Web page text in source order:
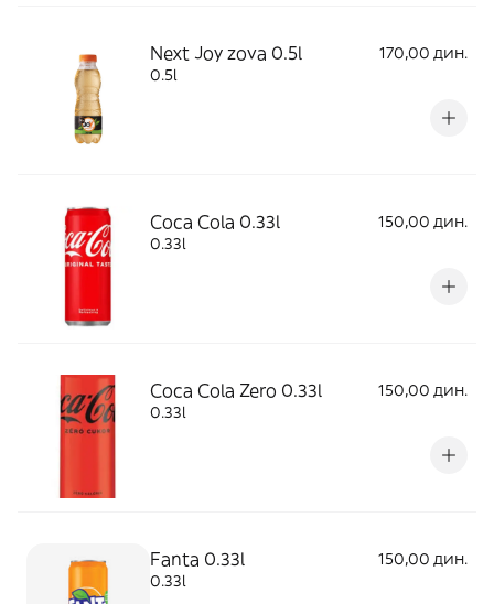
Next Joy zova 0.5l
170,00 дин.
0.5l
Coca Cola 0.33l
150,00 дин.
0.33l
Coca Cola Zero 0.33l
150,00 дин.
0.33l
Fanta 0.33l
150,00 дин.
0.33l